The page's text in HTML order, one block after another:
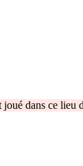
joué dans ce